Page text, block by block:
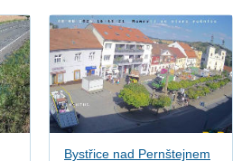
Bystřice nad Pernštejnem